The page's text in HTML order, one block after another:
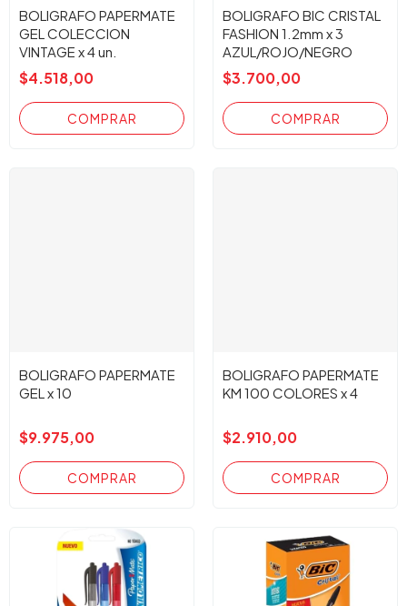
BOLIGRAFO PAPERMATE
GEL COLECCION
VINTAGE x 4 un.
$4.518,00
BOLIGRAFO BIC CRISTAL
FASHION 1.2mm x 3
AZUL/ROJO/NEGRO
$3.700,00
BOLIGRAFO PAPERMATE
GEL x 10
$9.975,00
BOLIGRAFO PAPERMATE
KM 100 COLORES x 4
$2.910,00